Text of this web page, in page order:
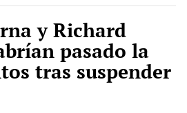
y Richard
pasado la
tras suspender